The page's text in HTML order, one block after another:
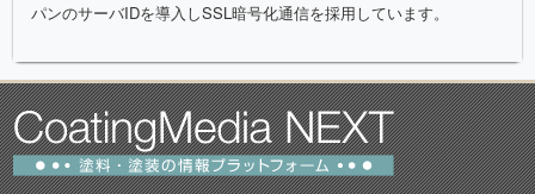
パンのサーバIDを導入しSSL暗号化通信を採用しています。